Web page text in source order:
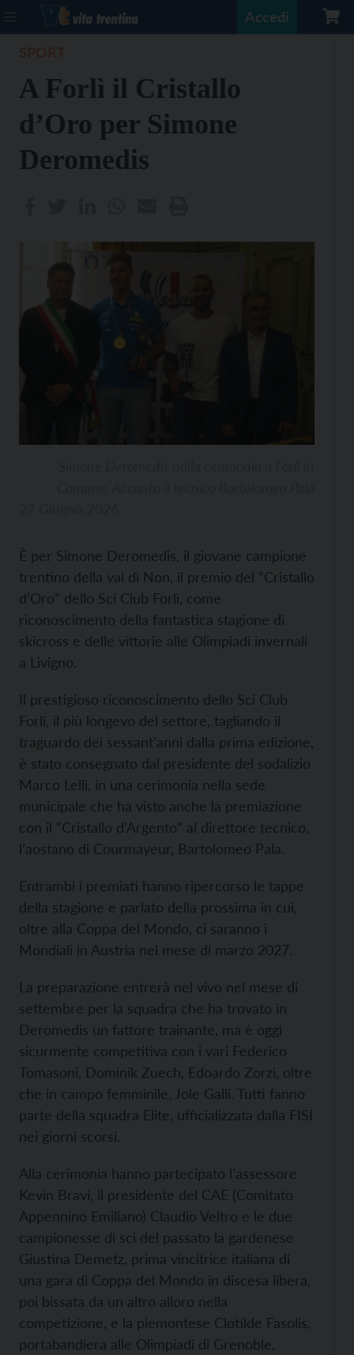
Accedi
A Forlì il Cristallo
d’Oro per Simone
Deromedis
È per Simone Deromedis, il giovane campione
trentino della val di Non, il premio del “Cristallo
d’Oro” dello Sci Club Forlì, come
riconoscimento della fantastica stagione di
skicross e delle vittorie alle Olimpiadi invernali
a Livigno.
Il prestigioso riconoscimento dello Sci Club
Forlì, il più longevo del settore, tagliando il
traguardo dei sessant’anni dalla prima edizione,
è stato consegnato dal presidente del sodalizio
Marco Lelli, in una cerimonia nella sede
municipale che ha visto anche la premiazione
con il “Cristallo d’Argento” al direttore tecnico,
l’aostano di Courmayeur, Bartolomeo Pala.
Entrambi i premiati hanno ripercorso le tappe
della stagione e parlato della prossima in cui,
oltre alla Coppa del Mondo, ci saranno i
Mondiali in Austria nel mese di marzo 2027.
La preparazione entrerà nel vivo nel mese di
settembre per la squadra che ha trovato in
Deromedis un fattore trainante, ma è oggi
sicurmente competitiva con i vari Federico
Tomasoni, Dominik Zuech, Edoardo Zorzi, oltre
che in campo femminile, Jole Galli. Tutti fanno
parte della squadra Elite, ufficializzata dalla FISI
nei giorni scorsi.
Alla cerimonia hanno partecipato l’assessore
Kevin Bravi, il presidente del CAE (Comitato
Appennino Emiliano) Claudio Veltro e le due
campionesse di sci del passato la gardenese
Giustina Demetz, prima vincitrice italiana di
una gara di Coppa del Mondo in discesa libera,
poi bissata da un altro alloro nella
competizione, e la piemontese Clotilde Fasolis,
portabandiera alle Olimpiadi di Grenoble,